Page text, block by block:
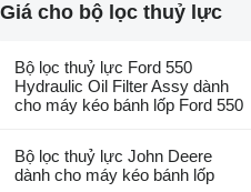
Giá cho bộ lọc thuỷ lực
Bộ lọc thuỷ lực Ford 550
Hydraulic Oil Filter Assy dành
cho máy kéo bánh lốp Ford 550
Bộ lọc thuỷ lực John Deere
dành cho máy kéo bánh lốp